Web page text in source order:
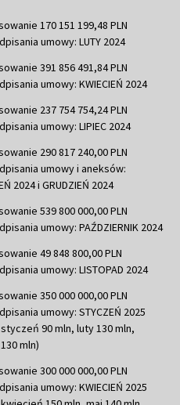
170 151 199,48 PLN
umowy: LUTY 2024
391 856 491,84 PLN
umowy: KWIECIEŃ 2024
237 754 754,24 PLN
umowy: LIPIEC 2024
290 817 240,00 PLN
umowy i aneksów:
2024 i GRUDZIEŃ 2024
539 800 000,00 PLN
umowy: PAŹDZIERNIK 2024
49 848 800,00 PLN
umowy: LISTOPAD 2024
350 000 000,00 PLN
umowy: STYCZEŃ 2025
90 mln, luty 130 mln,
mln)
300 000 000,00 PLN
umowy: KWIECIEŃ 2025